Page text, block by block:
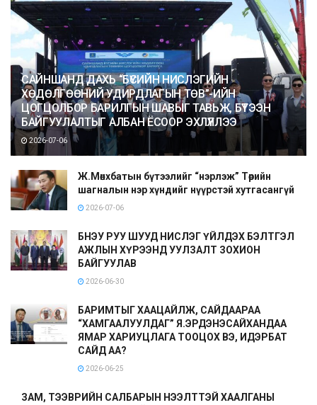
САЙНШАНД ДАХЬ “БҮСИЙН НИСЛЭГИЙН
ХӨДӨЛГӨӨНИЙ УДИРДЛАГЫН ТӨВ”-ИЙН
ЦОГЦОЛБОР БАРИЛГЫН ШАВЫГ ТАВЬЖ, БҮТЭЭН
БАЙГУУЛАЛТЫГ АЛБАН ЁСООР ЭХЛҮҮЛЛЭЭ
2026-07-06
Ж.Мөнхбатын бүтээлийг “нэрлэж” Төрийн
шагналын нэр хүндийг нүүрстэй хутгасангүй
2026-07-06
БНЭУ РУУ ШУУД НИСЛЭГ ҮЙЛДЭХ БЭЛТГЭЛ
АЖЛЫН ХҮРЭЭНД УУЛЗАЛТ ЗОХИОН
БАЙГУУЛАВ
2026-06-30
БАРИМТЫГ ХААЦАЙЛЖ, САЙДААРАА
“ХАМГААЛУУЛДАГ” Я.ЭРДЭНЭСАЙХАНДАА
ЯМАР ХАРИУЦЛАГА ТООЦОХ ВЭ, ИДЭРБАТ
САЙД АА?
2026-06-25
ЗАМ, ТЭЭВРИЙН САЛБАРЫН НЭЭЛТТЭЙ ХААЛГАНЫ